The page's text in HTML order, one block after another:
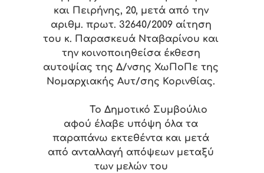
και Πειρήνης, 20, μετά από την
αριθμ. πρωτ. 32640/2009 αίτηση
του κ. Παρασκευά Νταβαρίνου και
την κοινοποιηθείσα έκθεση
αυτοψίας της Δ/νσης ΧωΠοΠε της
Νομαρχιακής Αυτ/σης Κορινθίας.
Το Δημοτικό Συμβούλιο
αφού έλαβε υπόψη όλα τα
παραπάνω εκτεθέντα και μετά
από ανταλλαγή απόψεων μεταξύ
των μελών του